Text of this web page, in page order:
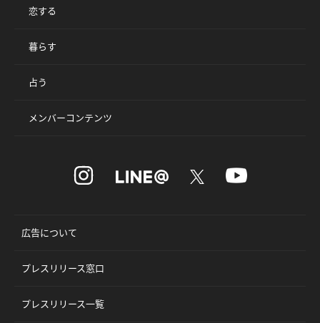
恋する
暮らす
占う
メンバーコンテンツ
広告について
プレスリリース窓口
プレスリリース一覧